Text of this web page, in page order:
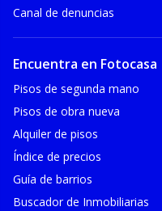
Canal de denuncias
Encuentra en Fotocasa
Pisos de segunda mano
Pisos de obra nueva
Alquiler de pisos
Índice de precios
Guía de barrios
Buscador de Inmobiliarias